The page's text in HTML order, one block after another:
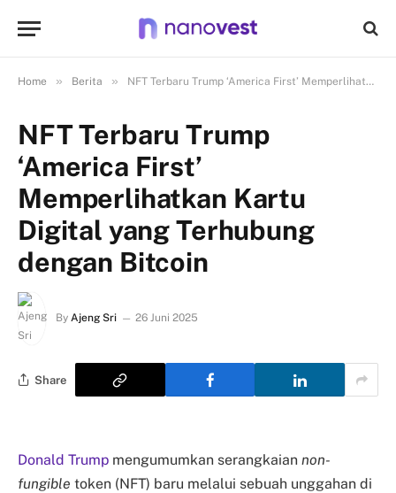
Home » Berita » NFT Terbaru Trump ‘America First’ Memperlihatkan Kartu Digital yang Terhubung dengan Bitcoin
NFT Terbaru Trump
‘America First’
Memperlihatkan Kartu
Digital yang Terhubung
dengan Bitcoin
By Ajeng Sri 26 Juni 2025
Share
Donald Trump mengumumkan serangkaian non-
fungible token (NFT) baru melalui sebuah unggahan di